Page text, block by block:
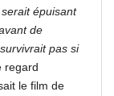
épuisant
de
pas si
regard
le film de